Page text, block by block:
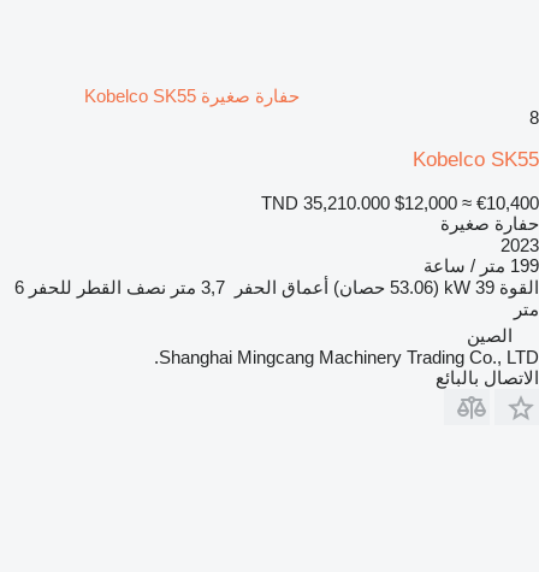
حفارة صغيرة Kobelco SK55
8
Kobelco SK55
TND 35,210.000 $12,000 ≈ €10,400
حفارة صغيرة
2023
199 متر / ساعة
القوة 39 kW (53.06 حصان) أعماق الحفر 3,7 متر نصف القطر للحفر 6
متر
الصين
Shanghai Mingcang Machinery Trading Co., LTD.
الاتصال بالبائع